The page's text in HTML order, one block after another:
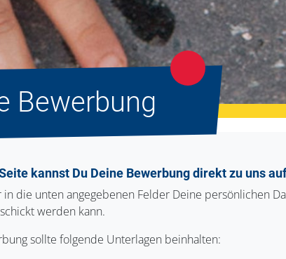
Bewerbung
kannst Du Deine Bewerbung direkt zu uns
in die unten angegebenen Felder Deine persönlichen
werden kann.
sollte folgende Unterlagen beinhalten: